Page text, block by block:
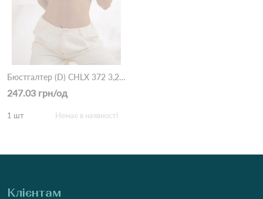
Бюстгалтер (D) CHLX 372 3,2 Бежевий
247.03 грн/од
1 шт Немає в наявності
Клієнтам